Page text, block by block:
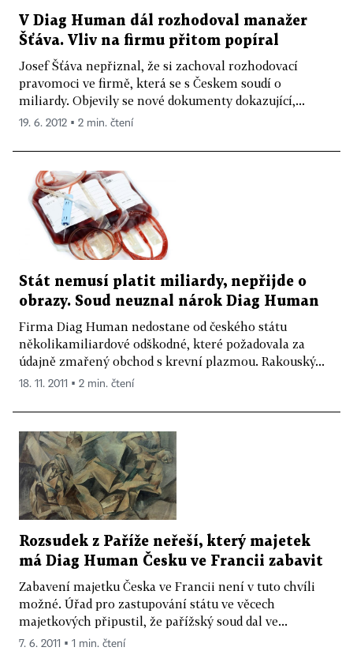
V Diag Human dál rozhodoval manažer
Šťáva. Vliv na firmu přitom popíral
Josef Šťáva nepřiznal, že si zachoval rozhodovací
pravomoci ve firmě, která se s Českem soudí o
miliardy. Objevily se nové dokumenty dokazující,...
19. 6. 2012 ▪ 2 min. čtení
Stát nemusí platit miliardy, nepřijde o
obrazy. Soud neuznal nárok Diag Human
Firma Diag Human nedostane od českého státu
několikamiliardové odškodné, které požadovala za
údajně zmařený obchod s krevní plazmou. Rakouský...
18. 11. 2011 ▪ 2 min. čtení
Rozsudek z Paříže neřeší, který majetek
má Diag Human Česku ve Francii zabavit
Zabavení majetku Česka ve Francii není v tuto chvíli
možné. Úřad pro zastupování státu ve věcech
majetkových připustil, že pařížský soud dal ve...
7. 6. 2011 ▪ 1 min. čtení